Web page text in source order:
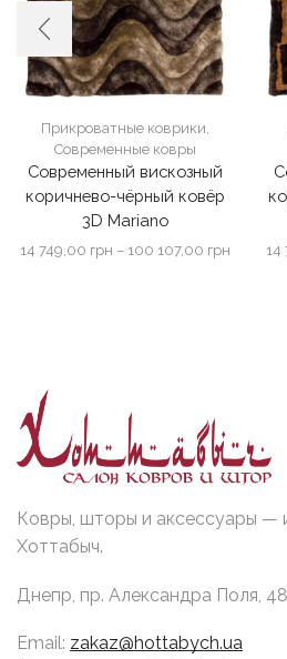
Прикроватные коврики
Современные ковры
Современный вискозный
коричнево-чёрный ковёр
3D Mariano
14 749,00 грн – 100 107,00 грн 14
Ковры, шторы и аксессуары —
Хоттабыч.
Днепр, пр. Александра Поля,
Email: zakaz@hottabych.ua